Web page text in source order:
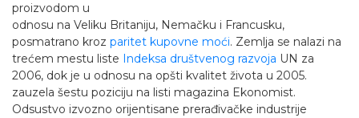
proizvodom u
odnosu na Veliku Britaniju, Nemačku i Francusku,
posmatrano kroz paritet kupovne moći. Zemlja se nalazi na
trećem mestu liste Indeksa društvenog razvoja UN za
2006, dok je u odnosu na opšti kvalitet života u 2005.
zauzela šestu poziciju na listi magazina Ekonomist.
Odsustvo izvozno orijentisane prerađivačke industrije